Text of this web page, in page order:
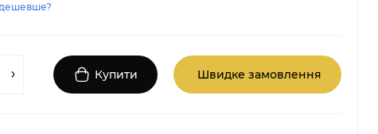
Купити Швидке замовлення